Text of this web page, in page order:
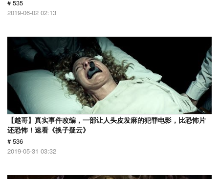
# 535
2019-06-02 02:13
【越哥】真实事件改编，一部让人头皮发麻的犯罪电影，比恐怖片
还恐怖！速看《换子疑云》
# 536
2019-05-31 03:32